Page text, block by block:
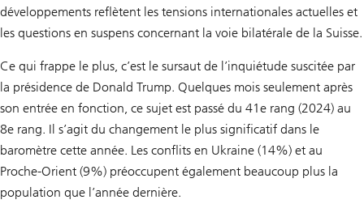
développements reflètent les tensions internationales actuelles et
les questions en suspens concernant la voie bilatérale de la Suisse.
Ce qui frappe le plus, c’est le sursaut de l’inquiétude suscitée par
la présidence de Donald Trump. Quelques mois seulement après
son entrée en fonction, ce sujet est passé du 41e rang (2024) au
8e rang. Il s’agit du changement le plus significatif dans le
baromètre cette année. Les conflits en Ukraine (14%) et au
Proche-Orient (9%) préoccupent également beaucoup plus la
population que l’année dernière.